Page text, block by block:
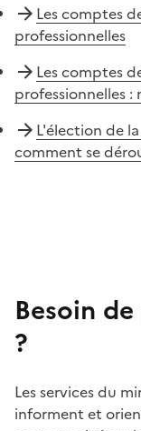
Les comptes
professionnelles
Les comptes
professionnelles :
L'élection de
comment se
Besoin
?
Les services du
informent et